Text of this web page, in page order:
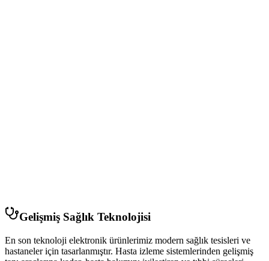
Gelişmiş Sağlık Teknolojisi
En son teknoloji elektronik ürünlerimiz modern sağlık tesisleri ve
hastaneler için tasarlanmıştır. Hasta izleme sistemlerinden gelişmiş